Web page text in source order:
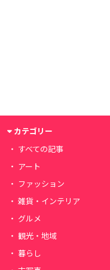
カテゴリー
すべての記事
アート
ファッション
雑貨・インテリア
グルメ
観光・地域
暮らし